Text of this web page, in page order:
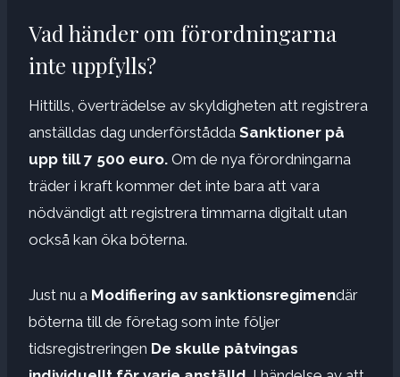
Vad händer om förordningarna
inte uppfylls?
Hittills, överträdelse av skyldigheten att registrera
anställdas dag underförstådda Sanktioner på
upp till 7 500 euro. Om de nya förordningarna
träder i kraft kommer det inte bara att vara
nödvändigt att registrera timmarna digitalt utan
också kan öka böterna.
Just nu a Modifiering av sanktionsregimendär
böterna till de företag som inte följer
tidsregistreringen De skulle påtvingas